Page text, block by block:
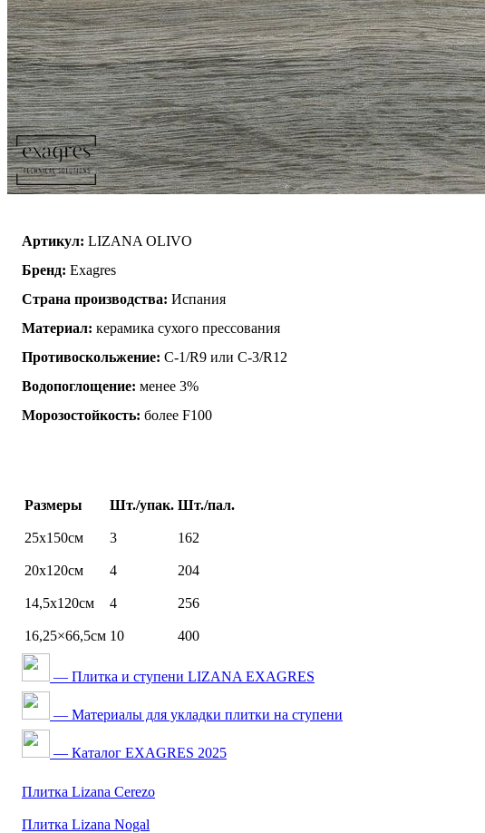
Артикул: LIZANA OLIVO
Бренд: Exagres
Страна производства: Испания
Материал: керамика сухого прессования
Противоскольжение: C-1/R9 или C-3/R12
Водопоглощение: менее 3%
Морозостойкость: более F100
Размеры Шт./упак. Шт./пал.
25х150см 3 162
20х120см 4 204
14,5х120см 4 256
16,25×66,5см 10 400
— Плитка и ступени LIZANA EXAGRES
— Материалы для укладки плитки на ступени
— Каталог EXAGRES 2025
Плитка Lizana Cerezo
Плитка Lizana Nogal